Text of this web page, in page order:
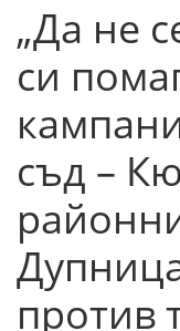
„Да не
си
съд –
против